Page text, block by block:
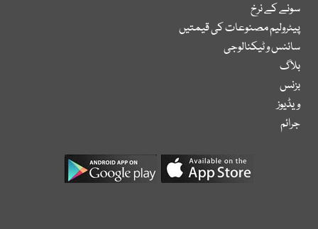
سونے کے نرخ
پیٹرولیم مصنوعات کی قیمتیں
سائنس و ٹیکنالوجی
بلاگ
بزنس
ویڈیوز
جرائم